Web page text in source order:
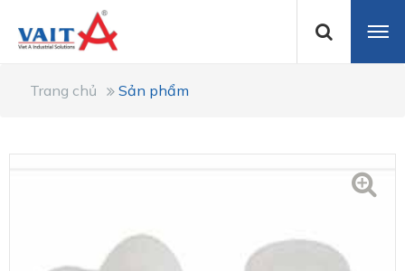
Trang chủ Sản phẩm